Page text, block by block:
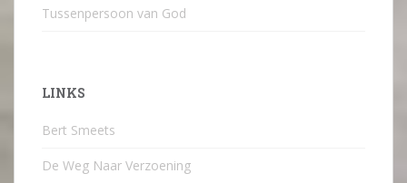
Tussenpersoon van God
LINKS
Bert Smeets
De Weg Naar Verzoening